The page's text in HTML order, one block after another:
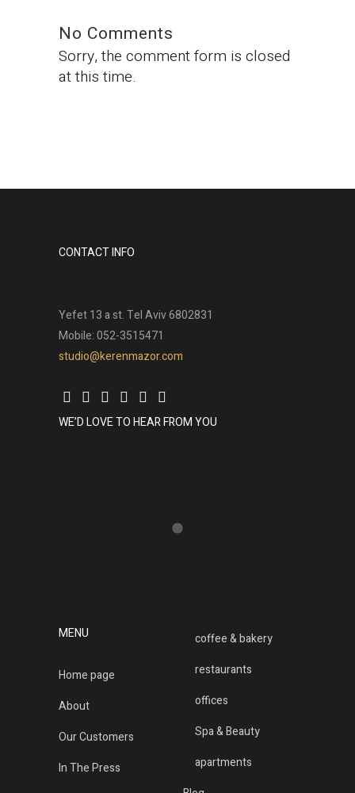
No Comments
Sorry, the comment form is closed
at this time.
CONTACT INFO
Yefet 13 a st. Tel Aviv 6802831
Mobile: 052-3515471
studio@kerenmazor.com
WE’D LOVE TO HEAR FROM YOU
MENU
Home page
About
Our Customers
In The Press
coffee & bakery
restaurants
offices
Spa & Beauty
apartments